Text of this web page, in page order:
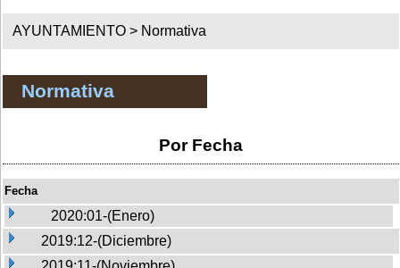
AYUNTAMIENTO > Normativa
Normativa
Por Fecha
Fecha
2020:01-(Enero)
2019:12-(Diciembre)